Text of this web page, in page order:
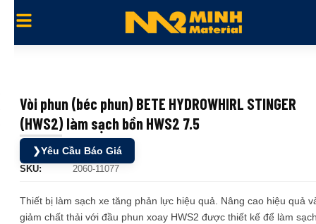
Vòi phun (béc phun) BETE HYDROWHIRL STINGER
(HWS2) làm sạch bồn HWS2 7.5
❯Yêu Cầu Báo Giá
SKU: 2060-11077
Thiết bị làm sạch xe tăng phản lực hiệu quả. Nâng cao hiệu quả
giảm chất thải với đầu phun xoay HWS2 được thiết kế để làm